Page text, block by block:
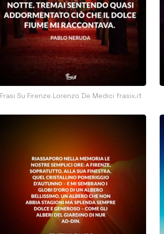
Frasi Su Firenze Lorenzo De Medici frasix.it